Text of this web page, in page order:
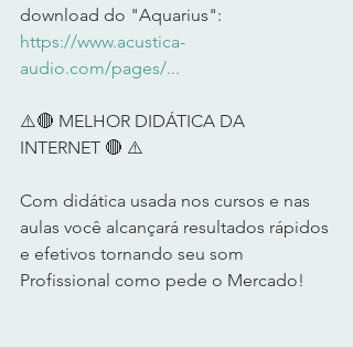
download do "Aquarius":
https://www.acustica-
audio.com/pages/...
⚠️🔴 MELHOR DIDÁTICA DA
INTERNET 🔴 ⚠️
Com didática usada nos cursos e nas
aulas você alcançará resultados rápidos
e efetivos tornando seu som
Profissional como pede o Mercado!